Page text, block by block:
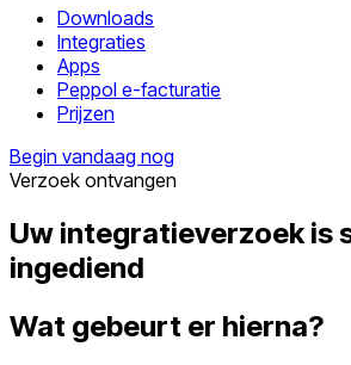
Downloads
Integraties
Apps
Peppol e-facturatie
Prijzen
Begin vandaag nog
Verzoek ontvangen
Uw integratieverzoek is
ingediend
Wat gebeurt er hierna?